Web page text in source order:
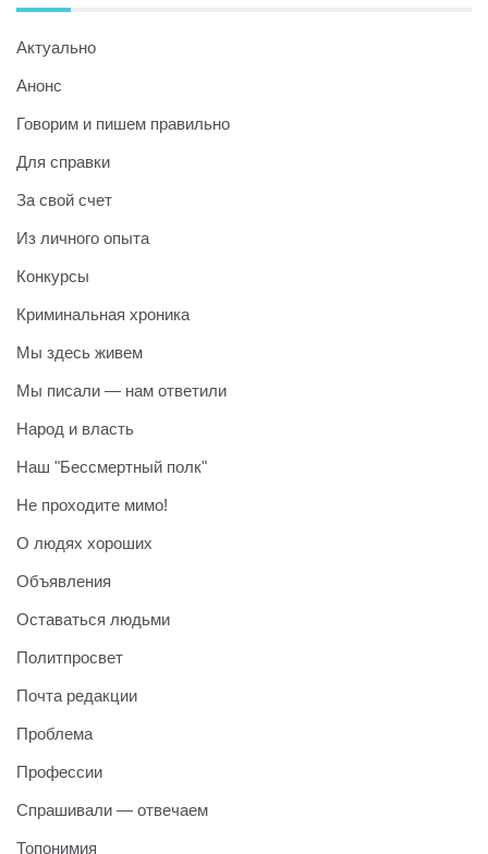
Актуально
Анонс
Говорим и пишем правильно
Для справки
За свой счет
Из личного опыта
Конкурсы
Криминальная хроника
Мы здесь живем
Мы писали — нам ответили
Народ и власть
Наш "Бессмертный полк"
Не проходите мимо!
О людях хороших
Объявления
Оставаться людьми
Политпросвет
Почта редакции
Проблема
Профессии
Спрашивали — отвечаем
Топонимия